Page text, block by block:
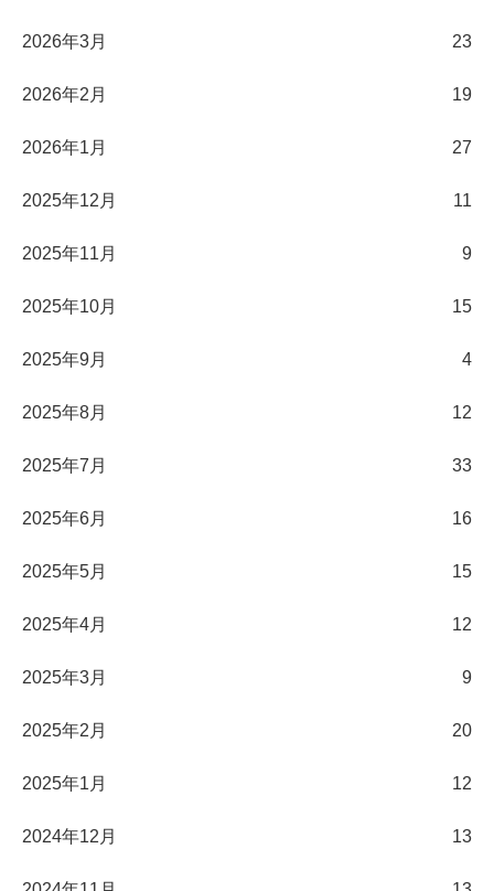
2026年3月 23
2026年2月 19
2026年1月 27
2025年12月 11
2025年11月 9
2025年10月 15
2025年9月 4
2025年8月 12
2025年7月 33
2025年6月 16
2025年5月 15
2025年4月 12
2025年3月 9
2025年2月 20
2025年1月 12
2024年12月 13